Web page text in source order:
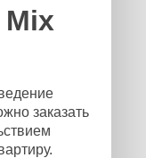
заказать